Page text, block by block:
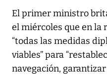
El primer ministro
el miércoles que en la
“todas las medidas
viables” para
navegación,